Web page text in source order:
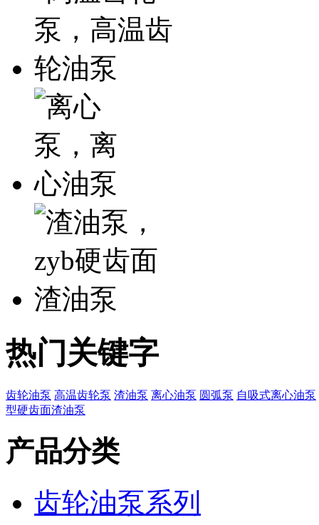
热门关键字
齿轮油泵 高温齿轮泵 渣油泵 离心油泵 圆弧泵 自吸式离心油泵
型硬齿面渣油泵
产品分类
齿轮油泵系列